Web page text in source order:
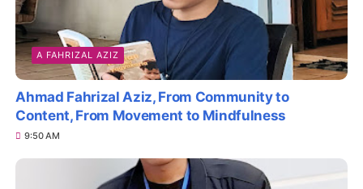
A FAHRIZAL AZIZ
Ahmad Fahrizal Aziz, From Community to
Content, From Movement to Mindfulness
9:50 AM